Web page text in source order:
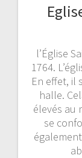
l’Église
1764.
En effet, il
halle.
élevés au
se